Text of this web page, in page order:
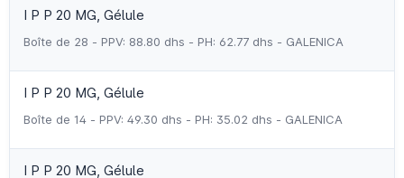
I P P 20 MG, Gélule
Boîte de 28 - PPV: 88.80 dhs - PH: 62.77 dhs - GALENICA
I P P 20 MG, Gélule
Boîte de 14 - PPV: 49.30 dhs - PH: 35.02 dhs - GALENICA
I P P 20 MG, Gélule